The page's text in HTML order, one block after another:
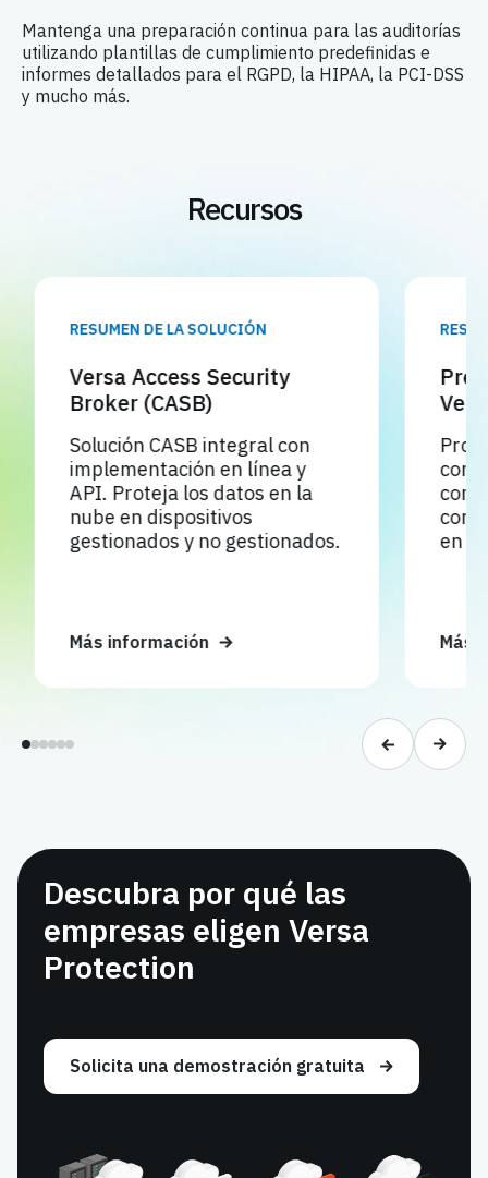
Mantenga una preparación continua para las auditorías
utilizando plantillas de cumplimiento predefinidas e
informes detallados para el RGPD, la HIPAA, la PCI-DSS
y mucho más.
Recursos
RESUMEN DE LA SOLUCIÓN
Versa Access Security
Broker (CASB)
Solución CASB integral con
implementación en línea y
API. Proteja los datos en la
nube en dispositivos
gestionados y no gestionados.
Más información
en
Más
Descubra por qué las
empresas eligen Versa
Protection
Solicita una demostración gratuita